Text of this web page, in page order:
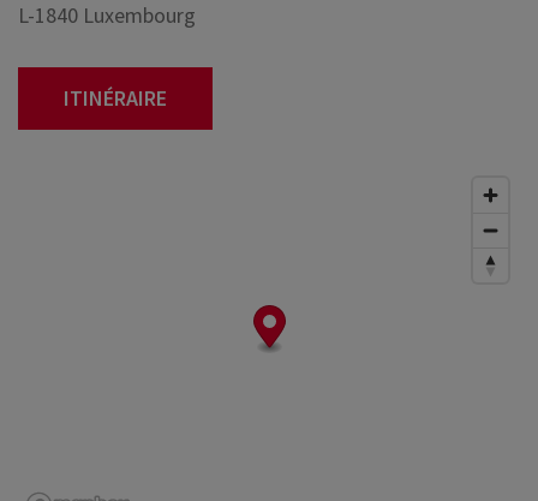
L-1840 Luxembourg
ITINÉRAIRE